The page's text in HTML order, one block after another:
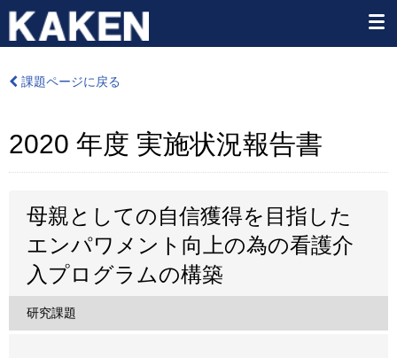
課題ページに戻る
2020 年度 実施状況報告書
母親としての自信獲得を目指した
エンパワメント向上の為の看護介
入プログラムの構築
研究課題